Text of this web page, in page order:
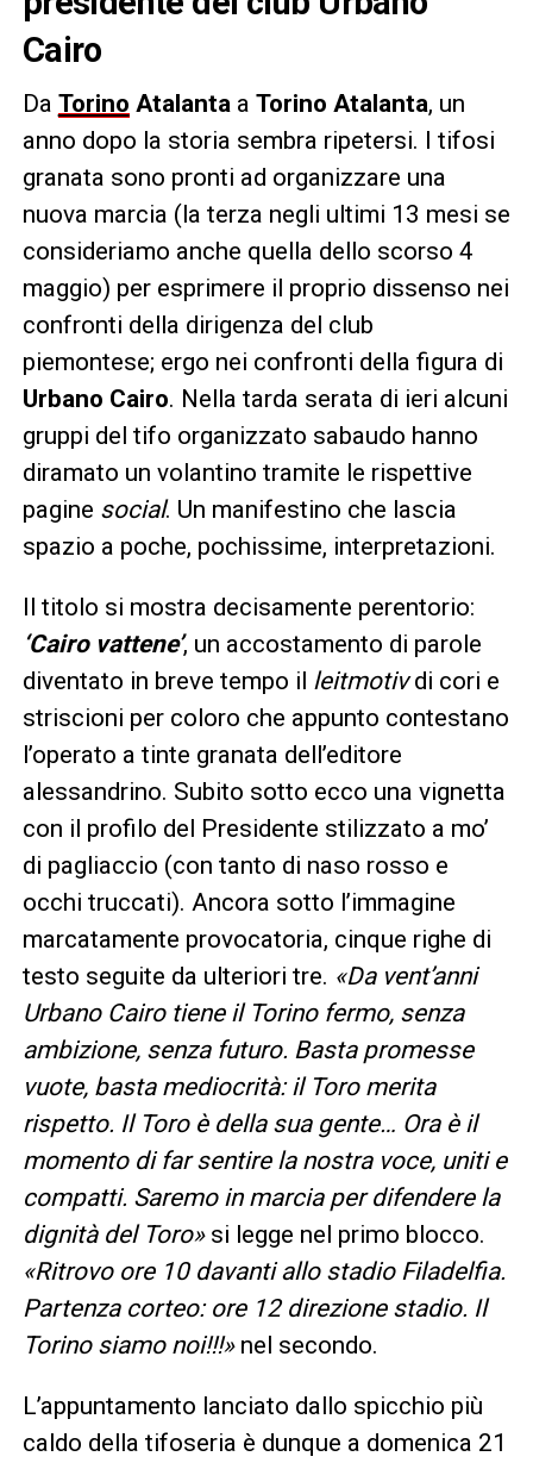
Cairo
Da Torino Atalanta a Torino Atalanta, un
anno dopo la storia sembra ripetersi. I tifosi
granata sono pronti ad organizzare una
nuova marcia (la terza negli ultimi 13 mesi se
consideriamo anche quella dello scorso 4
maggio) per esprimere il proprio dissenso nei
confronti della dirigenza del club
piemontese; ergo nei confronti della figura di
Urbano Cairo. Nella tarda serata di ieri alcuni
gruppi del tifo organizzato sabaudo hanno
diramato un volantino tramite le rispettive
pagine social. Un manifestino che lascia
spazio a poche, pochissime, interpretazioni.
Il titolo si mostra decisamente perentorio:
‘Cairo vattene’, un accostamento di parole
diventato in breve tempo il leitmotivdi cori e
striscioni per coloro che appunto contestano
l’operato a tinte granata dell’editore
alessandrino. Subito sotto ecco una vignetta
con il profilo del Presidente stilizzato a mo’
di pagliaccio (con tanto di naso rosso e
occhi truccati). Ancora sotto l’immagine
marcatamente provocatoria, cinque righe di
testo seguite da ulteriori tre. «Da vent’anni
Urbano Cairo tiene il Torino fermo, senza
ambizione, senza futuro. Basta promesse
vuote, basta mediocrità: il Toro merita
rispetto. Il Toro è della sua gente… Ora è il
momento di far sentire la nostra voce, uniti e
compatti. Saremo in marcia per difendere la
dignità del Toro»si legge nel primo blocco.
«Ritrovo ore 10 davanti allo stadio Filadelfia.
Partenza corteo: ore 12 direzione stadio. Il
Torino siamo noi!!!»nel secondo.
L’appuntamento lanciato dallo spicchio più
caldo della tifoseria è dunque a domenica 21